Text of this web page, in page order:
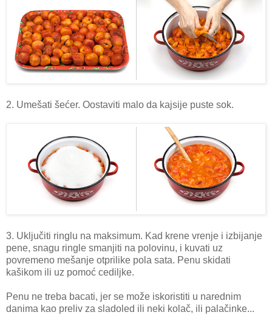
2. Umešati šećer. Oostaviti malo da kajsije puste sok.
3. Uključiti ringlu na maksimum. Kad krene vrenje i izbijanje
pene, snagu ringle smanjiti na polovinu, i kuvati uz
povremeno mešanje otprilike pola sata. Penu skidati
kašikom ili uz pomoć cediljke.
Penu ne treba bacati, jer se može iskoristiti u narednim
danima kao preliv za sladoled ili neki kolač, ili palačinke...